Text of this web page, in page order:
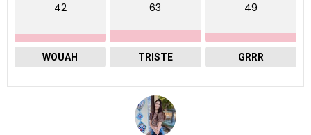
42
WOUAH
63
TRISTE
49
GRRR